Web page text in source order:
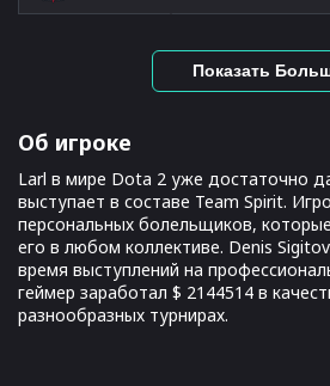
Показать
Об игроке
Larl в мире Dota 2 уже достаточно
выступает в составе Team Spirit.
персональных болельщиков,
его в любом коллективе. Denis
время выступлений на
геймер заработал $ 2144514 в
разнообразных турнирах.